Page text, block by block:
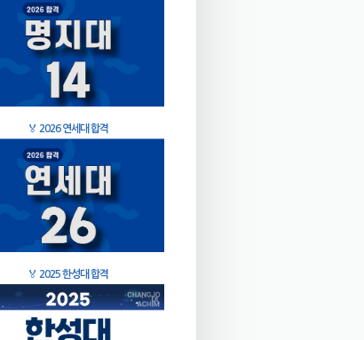
🏅 2026 연세대 합격
🏅 2025 한성대 합격